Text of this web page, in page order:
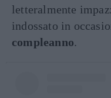
letteralmente
indossato in
compleanno.